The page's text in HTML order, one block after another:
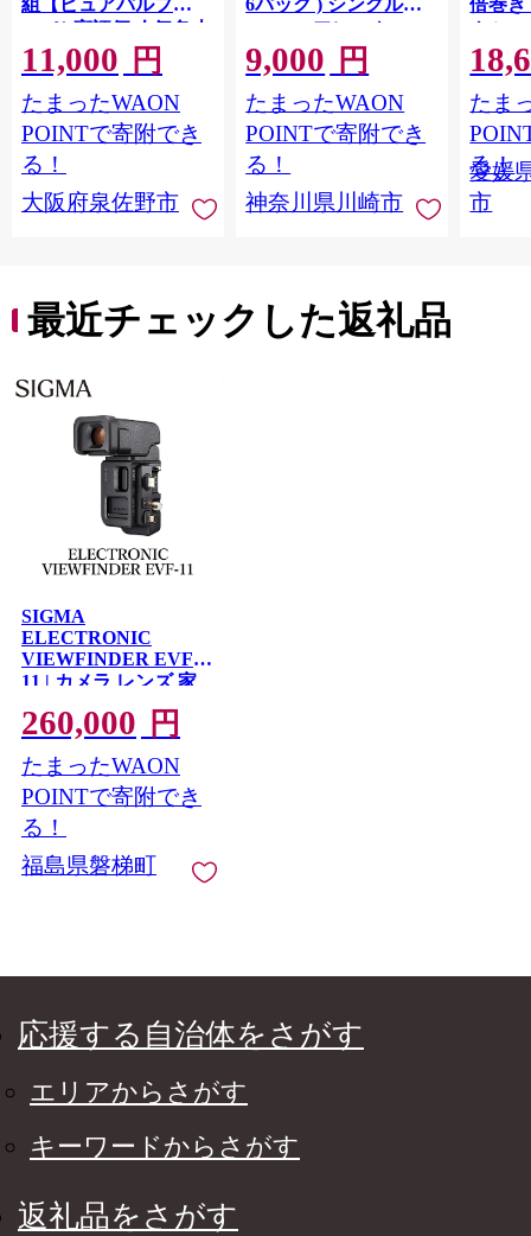
100％ 高評価 人気急上
昇 まとめ買い 日用品
常備品 てぃっしゅ 備
蓄 防災 箱なし】
010B1754
11,000 円
たまったWAON
POINTで寄附でき
る！
大阪府泉佐野市
100m コアレックス
FSCリサイクルロール
長巻タイプ 再生紙
100％ 日用品 消耗品
防災 備蓄 トイレット
ペーパー トイレ 神奈
川県 川崎市 トイレッ
トペーパー 新生活 生
便利 サステナブル エ
コ トイレットペーパ
9,000 円
たまったWAON
POINTで寄附でき
る！
神奈川県川崎市
ク
（シ
× 6パ
品 新
媛県
たま
る！
愛媛
市
最近チェックした返礼品
SIGMA
ELECTRONIC
VIEWFINDER EVF-
11 | カメラ レンズ 家
260,000 円
たまったWAON
POINTで寄附でき
る！
福島県磐梯町
応援する自治体をさがす
エリアからさがす
キーワードからさがす
返礼品をさがす